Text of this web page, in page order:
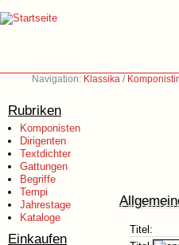
Navigation: Klassika /
Rubriken
Komponisten
Dirigenten
Textdichter
Gattungen
Begriffe
Tempi
Jahrestage
Kataloge
Einkaufen
Titel: